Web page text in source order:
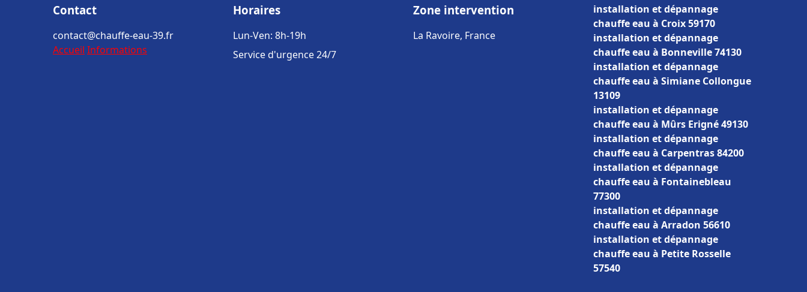
Contact
contact@chauffe-eau-39.fr
Accueil Informations
Horaires
Lun-Ven: 8h-19h
Service d'urgence 24/7
Zone intervention
La Ravoire, France
installation et dépannage
chauffe eau à Croix 59170
installation et dépannage
chauffe eau à Bonneville 74130
installation et dépannage
chauffe eau à Simiane Collongue
13109
installation et dépannage
chauffe eau à Mûrs Erigné 49130
installation et dépannage
chauffe eau à Carpentras 84200
installation et dépannage
chauffe eau à Fontainebleau
77300
installation et dépannage
chauffe eau à Arradon 56610
installation et dépannage
chauffe eau à Petite Rosselle
57540